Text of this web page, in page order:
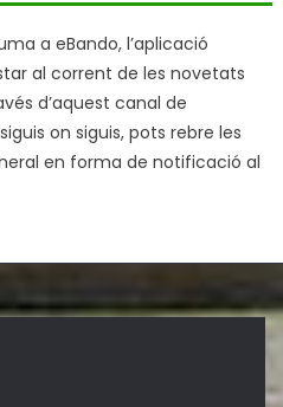
a eBando, l’aplicació
al corrent de les novetats
d’aquest canal de
on siguis, pots rebre les
en forma de notificació al